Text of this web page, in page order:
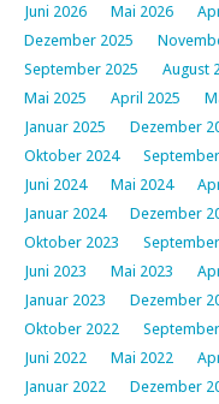
Juni 2026 Mai 2026
Dezember 2025
September 2025
August
Mai 2025
April 2025
Januar 2025
Dezember
Oktober 2024
Juni 2024
Mai 2024
Januar 2024
Dezember
Oktober 2023
Juni 2023
Mai 2023
Januar 2023
Dezember
Oktober 2022
Juni 2022
Mai 2022
Januar 2022
Dezember